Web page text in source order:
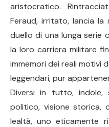
aristocratico.
Feraud, irritato, lancia la
duello di una lunga serie
la loro carriera militare
immemori dei reali motivi
leggendari, pur
Diversi in tutto, indole,
politico, visione storica,
lealtà, uno eticamente